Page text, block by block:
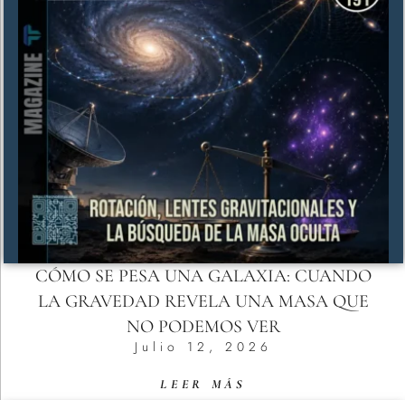
CÓMO SE PESA UNA GALAXIA: CUANDO
LA GRAVEDAD REVELA UNA MASA QUE
NO PODEMOS VER
Julio 12, 2026
LEER MÁS